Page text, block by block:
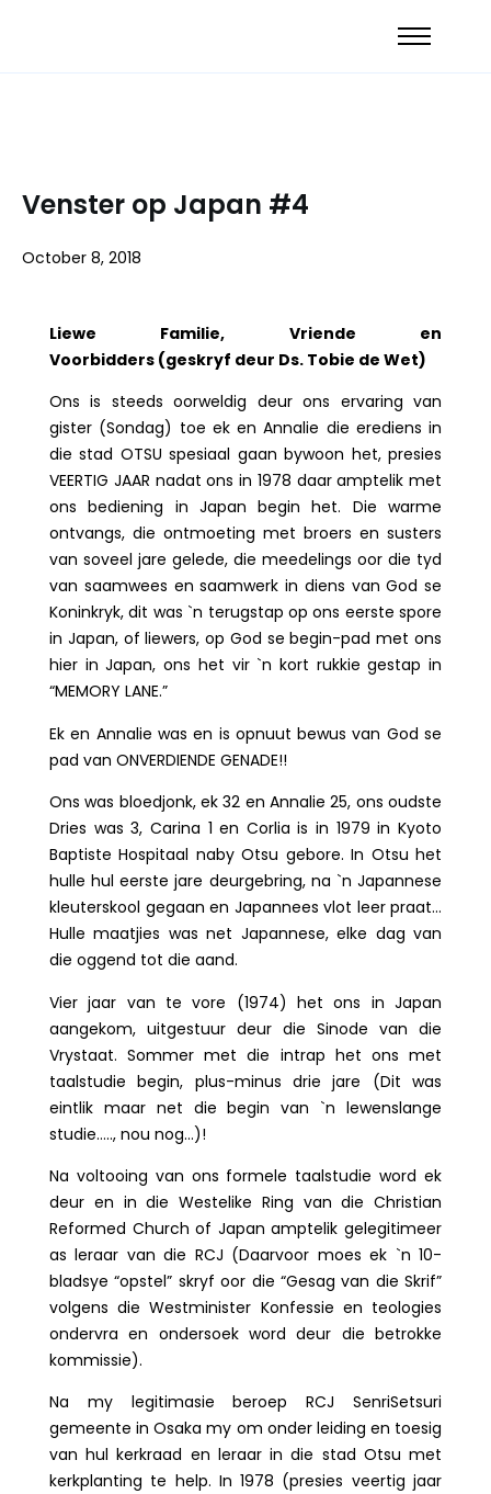
Venster op Japan #4
October 8, 2018
Liewe Familie, Vriende en
Voorbidders (geskryf deur Ds. Tobie de Wet)
Ons is steeds oorweldig deur ons ervaring van
gister (Sondag) toe ek en Annalie die erediens in
die stad OTSU spesiaal gaan bywoon het, presies
VEERTIG JAAR nadat ons in 1978 daar amptelik met
ons bediening in Japan begin het. Die warme
ontvangs, die ontmoeting met broers en susters
van soveel jare gelede, die meedelings oor die tyd
van saamwees en saamwerk in diens van God se
Koninkryk, dit was `n terugstap op ons eerste spore
in Japan, of liewers, op God se begin-pad met ons
hier in Japan, ons het vir `n kort rukkie gestap in
“MEMORY LANE.”
Ek en Annalie was en is opnuut bewus van God se
pad van ONVERDIENDE GENADE!!
Ons was bloedjonk, ek 32 en Annalie 25, ons oudste
Dries was 3, Carina 1 en Corlia is in 1979 in Kyoto
Baptiste Hospitaal naby Otsu gebore. In Otsu het
hulle hul eerste jare deurgebring, na `n Japannese
kleuterskool gegaan en Japannees vlot leer praat…
Hulle maatjies was net Japannese, elke dag van
die oggend tot die aand.
Vier jaar van te vore (1974) het ons in Japan
aangekom, uitgestuur deur die Sinode van die
Vrystaat. Sommer met die intrap het ons met
taalstudie begin, plus-minus drie jare (Dit was
eintlik maar net die begin van `n lewenslange
studie….., nou nog…)!
Na voltooing van ons formele taalstudie word ek
deur en in die Westelike Ring van die Christian
Reformed Church of Japan amptelik gelegitimeer
as leraar van die RCJ (Daarvoor moes ek `n 10-
bladsye “opstel” skryf oor die “Gesag van die Skrif”
volgens die Westminister Konfessie en teologies
ondervra en ondersoek word deur die betrokke
kommissie).
Na my legitimasie beroep RCJ SenriSetsuri
gemeente in Osaka my om onder leiding en toesig
van hul kerkraad en leraar in die stad Otsu met
kerkplanting te help. In 1978 (presies veertig jaar